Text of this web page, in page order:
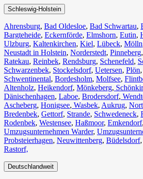
Schleswig-Holstein
Ahrensburg, Bad Oldesloe, Bad Schwartau,
Bargteheide, Eckernförde, Elmshorn, Eutin,
Ulzburg, Kaltenkirchen, Kiel, Lübeck, Mölln
Neustadt in Holstein, Norderstedt, Pinneberg,
Ratekau, Reinbek, Rendsburg, Schenefeld,
Schwarzenbek, Stockelsdorf, Uetersen, Plön,
Schwentinental, Bordesholm, Molfsee,
Altenholz, Heikendorf, Mönkeberg,
Dänischenhagen, Laboe, Brodersdorf,
Ascheberg, Honigsee, Wasbek, Aukrug,
Bredenbek, Gettorf, Strande, Schwedeneck,
Rodenbek, Westensee, Haßmoor, Emkendorf,
Umzugsunternehmen Warder,
Probsteierhagen, Neuwittenberg, Büdelsdorf,
Rastorf,
Deutschlandweit